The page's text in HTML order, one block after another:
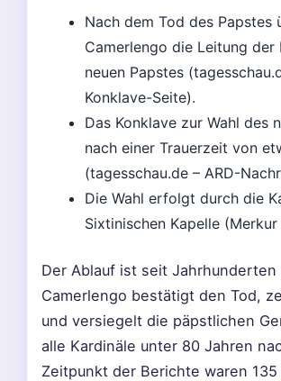
Nach dem Tod des Papstes
Camerlengo die Leitung der
neuen Papstes
Konklave-Seite).
Das Konklave zur Wahl des
nach einer Trauerzeit von
(tagesschau.de – ARD-
Die Wahl erfolgt durch die
Sixtinischen Kapelle
Der Ablauf ist seit
Camerlengo bestätigt den Tod,
und versiegelt die päpstlichen
alle Kardinäle unter 80 Jahren
Zeitpunkt der Berichte waren